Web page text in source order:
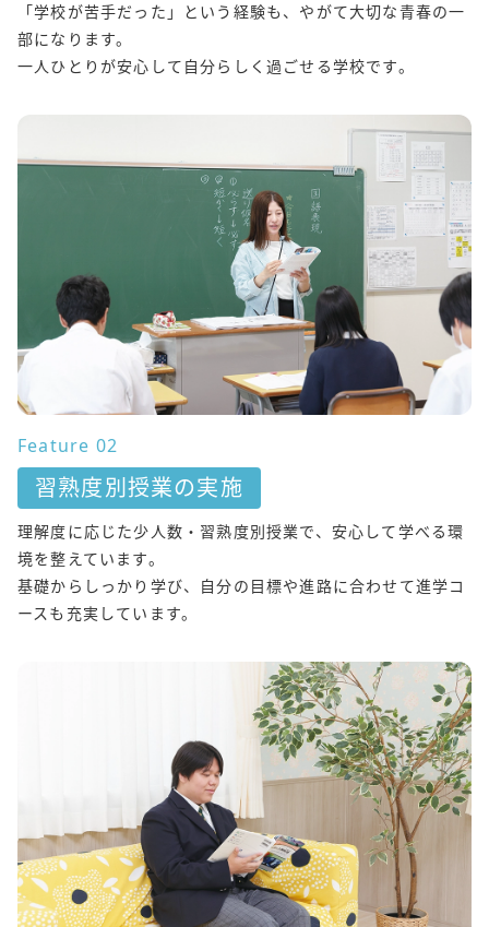
「学校が苦手だった」という経験も、やがて大切な青春の一
部になります。
一人ひとりが安心して自分らしく過ごせる学校です。
Feature 02
習熟度別授業の実施
理解度に応じた少人数・習熟度別授業で、安心して学べる環
境を整えています。
基礎からしっかり学び、自分の目標や進路に合わせて進学コ
ースも充実しています。